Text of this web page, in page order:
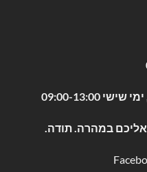
אליכם במהרה. תודה.